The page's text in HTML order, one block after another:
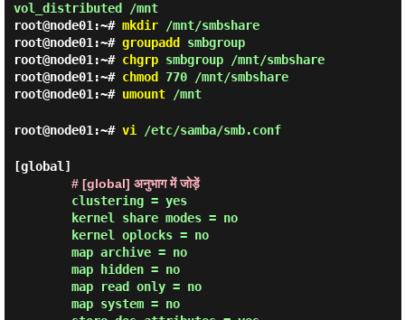
vol_distributed /mnt
root@node01:~# mkdir/mnt/smbshare
root@node01:~# groupadd smbgroup
root@node01:~# chgrpsmbgroup /mnt/smbshare
root@node01:~# chmod 770 /mnt/smbshare
root@node01:~# umount/mnt
root@node01:~# vi /etc/samba/smb.conf
[global]
# [global] अनुभाग में जोड़ें
clustering = yes